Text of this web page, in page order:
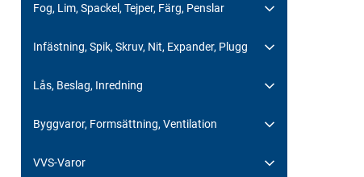
Fog, Lim, Spackel, Tejper, Färg, Penslar
Infästning, Spik, Skruv, Nit, Expander, Plugg
Lås, Beslag, Inredning
Byggvaror, Formsättning, Ventilation
VVS-Varor